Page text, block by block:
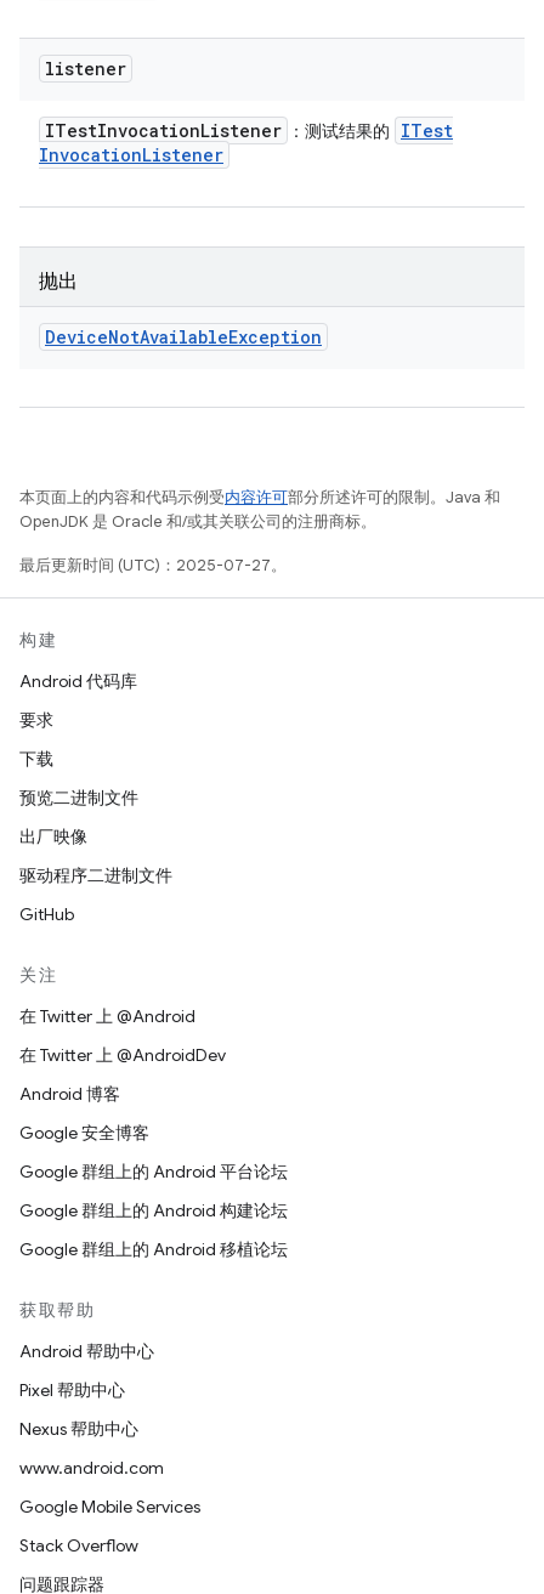
listener
ITestInvocationListener ：测试结果的
ITest
InvocationListener
抛出
DeviceNotAvailableException
本页面上的内容和代码示例受内容许可部分所述许可的限制。Java 和
OpenJDK 是 Oracle 和/或其关联公司的注册商标。
最后更新时间 (UTC)：2025-07-27。
构建
Android 代码库
要求
下载
预览二进制文件
出厂映像
驱动程序二进制文件
GitHub
关注
在 Twitter 上 @Android
在 Twitter 上 @AndroidDev
Android 博客
Google 安全博客
Google 群组上的 Android 平台论坛
Google 群组上的 Android 构建论坛
Google 群组上的 Android 移植论坛
获取帮助
Android 帮助中心
Pixel 帮助中心
Nexus 帮助中心
www.android.com
Google Mobile Services
Stack Overflow
问题跟踪器